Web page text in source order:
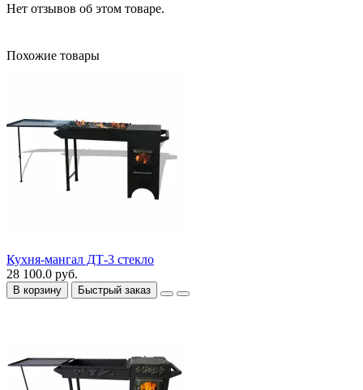
Нет отзывов об этом товаре.
Похожие товары
Кухня-мангал ДТ-3 стекло
28 100.0 руб.
В корзину Быстрый заказ